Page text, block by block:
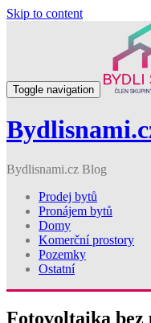
Skip to content
Toggle navigation
Bydlisnami.cz Blog
Prodej bytů
Pronájem bytů
Domy
Komerční prostory
Pozemky
Ostatní
Fotovoltaika bez